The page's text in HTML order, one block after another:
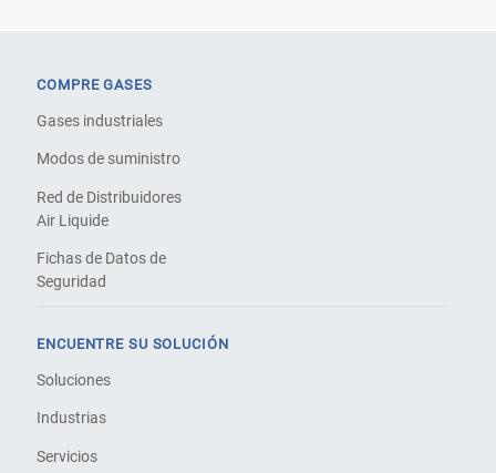
COMPRE GASES
Gases industriales
Modos de suministro
Red de Distribuidores
Air Liquide
Fichas de Datos de
Seguridad
ENCUENTRE SU SOLUCIÓN
Soluciones
Industrias
Servicios